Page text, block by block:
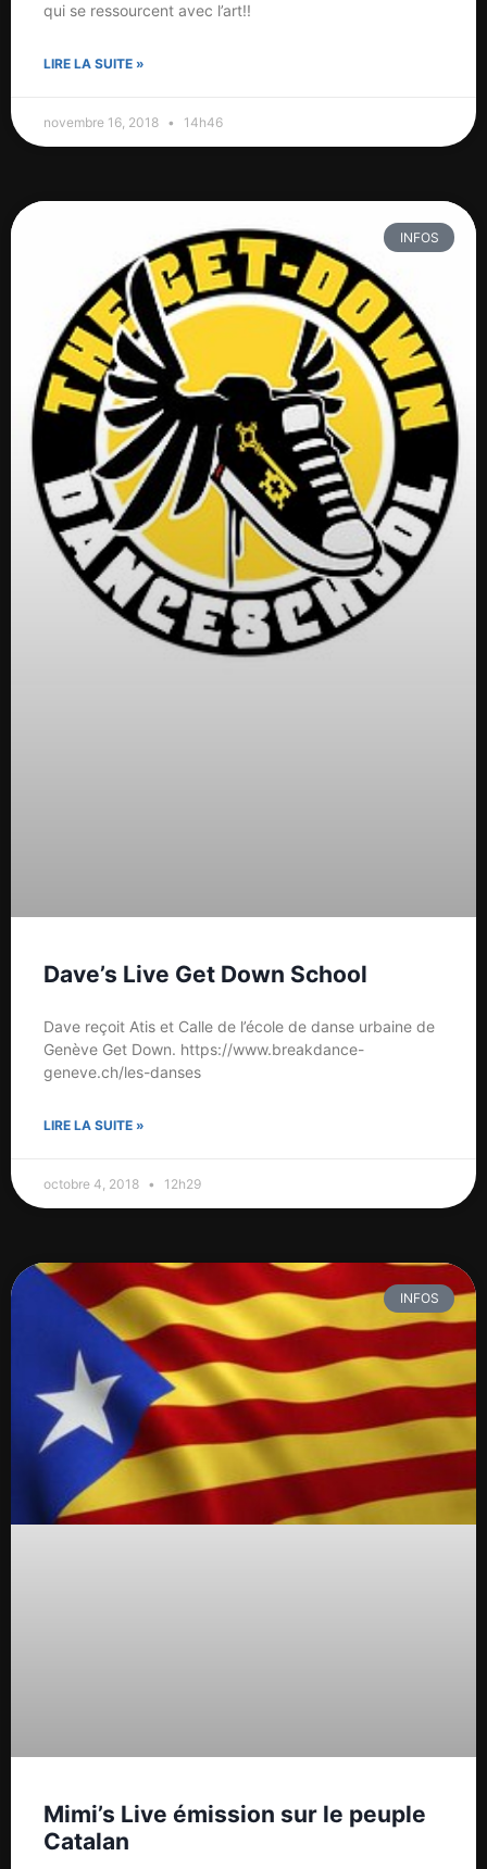
qui se ressourcent avec l’art!!
LIRE LA SUITE »
novembre 16, 2018 14h46
INFOS
Dave’s Live Get Down School
Dave reçoit Atis et Calle de l’école de danse urbaine de
Genève Get Down. https://www.breakdance-
geneve.ch/les-danses
LIRE LA SUITE »
octobre 4, 2018 12h29
INFOS
Mimi’s Live émission sur le peuple
Catalan